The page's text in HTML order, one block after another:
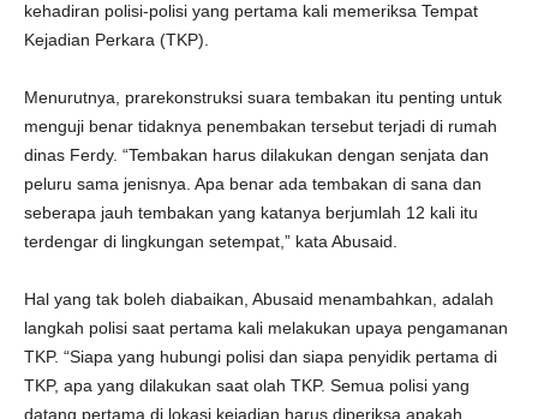
kehadiran polisi-polisi yang pertama kali memeriksa Tempat
Kejadian Perkara (TKP).
Menurutnya, prarekonstruksi suara tembakan itu penting untuk
menguji benar tidaknya penembakan tersebut terjadi di rumah
dinas Ferdy. “Tembakan harus dilakukan dengan senjata dan
peluru sama jenisnya. Apa benar ada tembakan di sana dan
seberapa jauh tembakan yang katanya berjumlah 12 kali itu
terdengar di lingkungan setempat,” kata Abusaid.
Hal yang tak boleh diabaikan, Abusaid menambahkan, adalah
langkah polisi saat pertama kali melakukan upaya pengamanan
TKP. “Siapa yang hubungi polisi dan siapa penyidik pertama di
TKP, apa yang dilakukan saat olah TKP. Semua polisi yang
datang pertama di lokasi kejadian harus diperiksa apakah